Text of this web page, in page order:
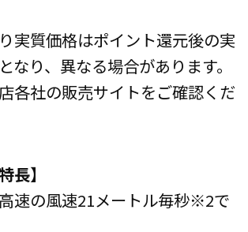
実質価格はポイント還元後の実
なり、異なる場合があります。
各社の販売サイトをご確認くだ
長】
速の風速21メートル毎秒※2で